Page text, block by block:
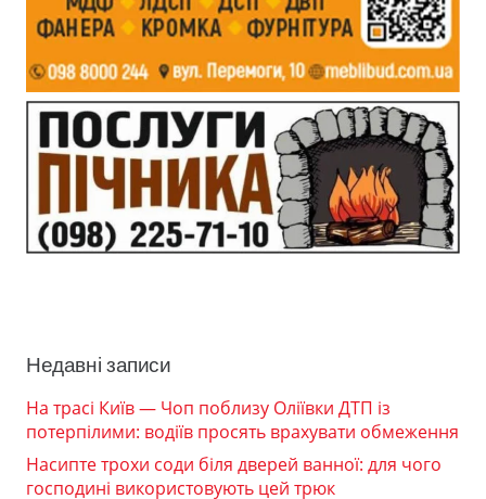
Недавні записи
На трасі Київ — Чоп поблизу Оліївки ДТП із
потерпілими: водіїв просять врахувати обмеження
Насипте трохи соди біля дверей ванної: для чого
господині використовують цей трюк